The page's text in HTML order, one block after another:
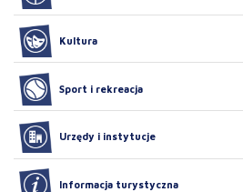
Kultura
Sport i rekreacja
Urzędy i instytucje
Informacja turystyczna